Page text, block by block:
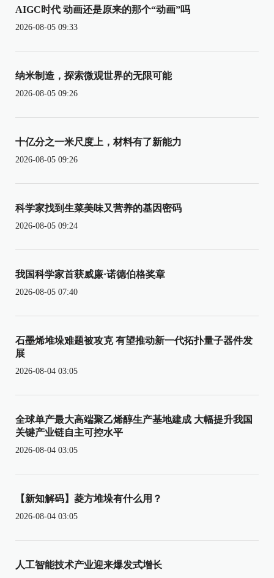
AIGC时代 动画还是原来的那个“动画”吗
2026-08-05 09:33
纳米制造，探索微观世界的无限可能
2026-08-05 09:26
十亿分之一米尺度上，材料有了新能力
2026-08-05 09:26
科学家找到生菜美味又营养的基因密码
2026-08-05 09:24
我国科学家首获威廉·诺德伯格奖章
2026-08-05 07:40
石墨烯堆垛难题被攻克 有望推动新一代拓扑量子器件发
展
2026-08-04 03:05
全球单产最大高端聚乙烯醇生产基地建成 大幅提升我国
关键产业链自主可控水平
2026-08-04 03:05
【新知解码】菱方堆垛有什么用？
2026-08-04 03:05
人工智能技术产业迎来爆发式增长